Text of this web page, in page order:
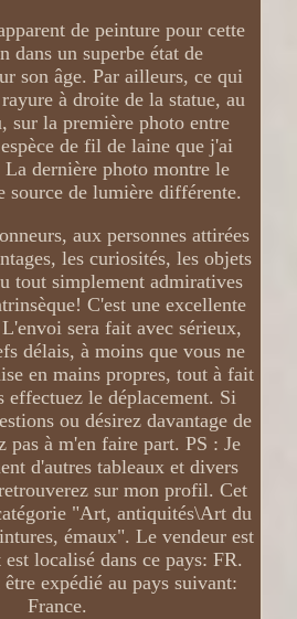
de peinture pour cette
dans un superbe état de
son âge. Par ailleurs, ce qui
à droite de la statue, au
sur la première photo entre
de fil de laine que j'ai
La dernière photo montre le
source de lumière différente.
aux personnes attirées
les curiosités, les objets
tout simplement admiratives
C'est une excellente
sera fait avec sérieux,
délais, à moins que vous ne
en mains propres, tout à fait
effectuez le déplacement. Si
ou désirez davantage de
pas à m'en faire part. PS : Je
d'autres tableaux et divers
sur mon profil. Cet
"Art, antiquités\Art du
émaux". Le vendeur est
localisé dans ce pays: FR.
expédié au pays suivant:
France.